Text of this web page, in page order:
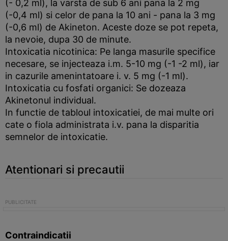
(- 0,2 ml), la varsta de sub 6 ani pana la 2 mg
(-0,4 ml) si celor de pana la 10 ani - pana la 3 mg
(-0,6 ml) de Akineton. Aceste doze se pot repeta,
la nevoie, dupa 30 de minute.
Intoxicatia nicotinica: Pe langa masurile specifice
necesare, se injecteaza i.m. 5-10 mg (-1 -2 ml), iar
in cazurile amenintatoare i. v. 5 mg (-1 ml).
Intoxicatia cu fosfati organici: Se dozeaza
Akinetonul individual.
In functie de tabloul intoxicatiei, de mai multe ori
cate o fiola administrata i.v. pana la disparitia
semnelor de intoxicatie.
Atentionari si precautii
Contraindicatii